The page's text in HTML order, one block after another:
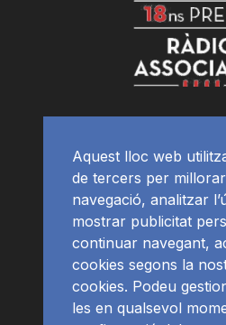
Aquest lloc web
de tercers per millorar
navegació, analitzar
mostrar publicitat
continuar navegant,
cookies segons la
cookies. Podeu
les en qualsevol